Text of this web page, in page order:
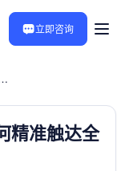
立即咨询
如何精准触达全球目标客户
精准触达全